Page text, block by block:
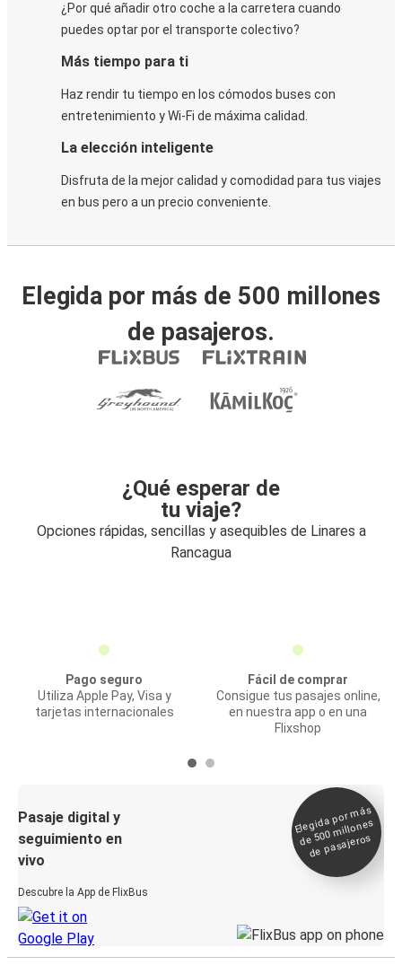
¿Por qué añadir otro coche a la carretera cuando
puedes optar por el transporte colectivo?
Más tiempo para ti
Haz rendir tu tiempo en los cómodos buses con
entretenimiento y Wi-Fi de máxima calidad.
La elección inteligente
Disfruta de la mejor calidad y comodidad para tus viajes
en bus pero a un precio conveniente.
Elegida por más de 500 millones
de pasajeros.
¿Qué esperar de
tu viaje?
Opciones rápidas, sencillas y asequibles de Linares a
Rancagua
Pago seguro
Utiliza Apple Pay, Visa y
tarjetas internacionales
Fácil de comprar
Consigue tus pasajes online,
en nuestra app o en una
Flixshop
Pasaje digital y
seguimiento en
vivo
Descubre la App de FlixBus
Elegida por
más
de 500
millones
de pasajeros